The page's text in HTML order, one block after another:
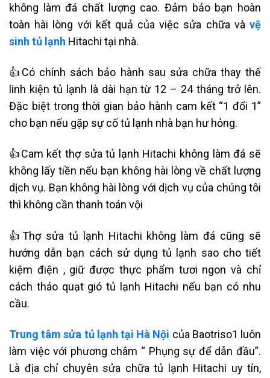
không làm đá chất lượng cao. Đảm bảo bạn hoàn
toàn hài lòng với kết quả của việc sửa chữa và vệ
sinh tủ lạnh Hitachi tại nhà.
👍Có chính sách bảo hành sau sửa chữa thay thế
linh kiện tủ lạnh là dài hạn từ 12 – 24 tháng trở lên.
Đặc biệt trong thời gian bảo hành cam kết “1 đổi 1”
cho bạn nếu gặp sự cố tủ lạnh nhà bạn hư hỏng.
👍Cam kết thợ sửa tủ lạnh Hitachi không làm đá sẽ
không lấy tiền nếu bạn không hài lòng về chất lượng
dịch vụ. Bạn không hài lòng với dịch vụ của chúng tôi
thì không cần thanh toán vội
👍Thợ sửa tủ lạnh Hitachi không làm đá cũng sẽ
hướng dẫn bạn cách sử dụng tủ lạnh sao cho tiết
kiệm điện , giữ được thực phẩm tươi ngon và chỉ
cách tháo quạt gió tủ lạnh Hitachi nếu bạn có nhu
cầu.
Trung tâm sửa tủ lạnh tại Hà Nội của Baotriso1 luôn
làm việc với phương châm “ Phụng sự để dẫn đầu”.
Là địa chỉ chuyên sửa chữa tủ lạnh Hitachi uy tín,